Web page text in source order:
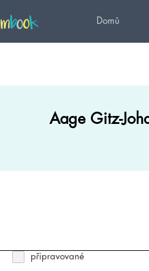
Domů
Aage Gitz-
připravované